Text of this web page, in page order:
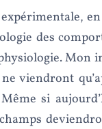
expérimentale,
des
Mon
viendront
si